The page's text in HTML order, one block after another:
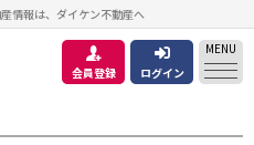
情報は、ダイケン不動産へ
会員登録 ログイン
MENU